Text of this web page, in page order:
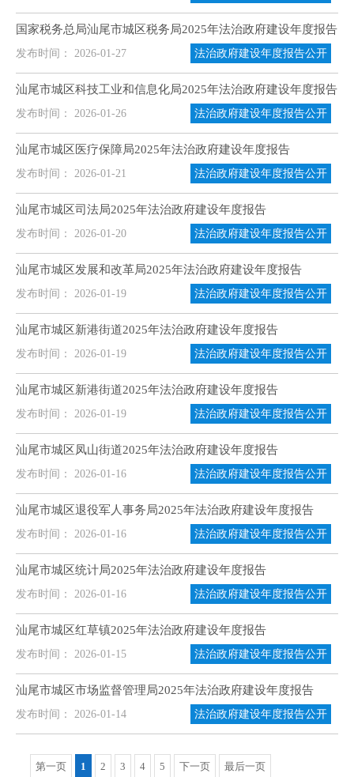
国家税务总局汕尾市城区税务局2025年法治政府建设年度报告
发布时间： 2026-01-27 法治政府建设年度报告公开
汕尾市城区科技工业和信息化局2025年法治政府建设年度报告
发布时间： 2026-01-26 法治政府建设年度报告公开
汕尾市城区医疗保障局2025年法治政府建设年度报告
发布时间： 2026-01-21 法治政府建设年度报告公开
汕尾市城区司法局2025年法治政府建设年度报告
发布时间： 2026-01-20 法治政府建设年度报告公开
汕尾市城区发展和改革局2025年法治政府建设年度报告
发布时间： 2026-01-19 法治政府建设年度报告公开
汕尾市城区新港街道2025年法治政府建设年度报告
发布时间： 2026-01-19 法治政府建设年度报告公开
汕尾市城区新港街道2025年法治政府建设年度报告
发布时间： 2026-01-19 法治政府建设年度报告公开
汕尾市城区凤山街道2025年法治政府建设年度报告
发布时间： 2026-01-16 法治政府建设年度报告公开
汕尾市城区退役军人事务局2025年法治政府建设年度报告
发布时间： 2026-01-16 法治政府建设年度报告公开
汕尾市城区统计局2025年法治政府建设年度报告
发布时间： 2026-01-16 法治政府建设年度报告公开
汕尾市城区红草镇2025年法治政府建设年度报告
发布时间： 2026-01-15 法治政府建设年度报告公开
汕尾市城区市场监督管理局2025年法治政府建设年度报告
发布时间： 2026-01-14 法治政府建设年度报告公开
第一页 1 2 3 4 5 下一页 最后一页